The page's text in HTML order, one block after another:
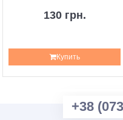
130 грн.
Купить
+38